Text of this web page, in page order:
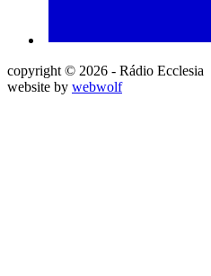
copyright © 2026 - Rádio Ecclesia
website by webwolf